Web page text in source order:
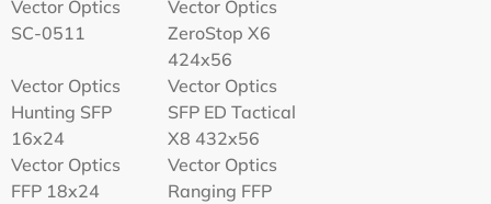
Vector Optics
SC-0511
Vector Optics
ZeroStop X6
424x56
Vector Optics
Hunting SFP
16x24
Vector Optics
SFP ED Tactical
X8 432x56
Vector Optics
FFP 18x24
Vector Optics
Ranging FFP